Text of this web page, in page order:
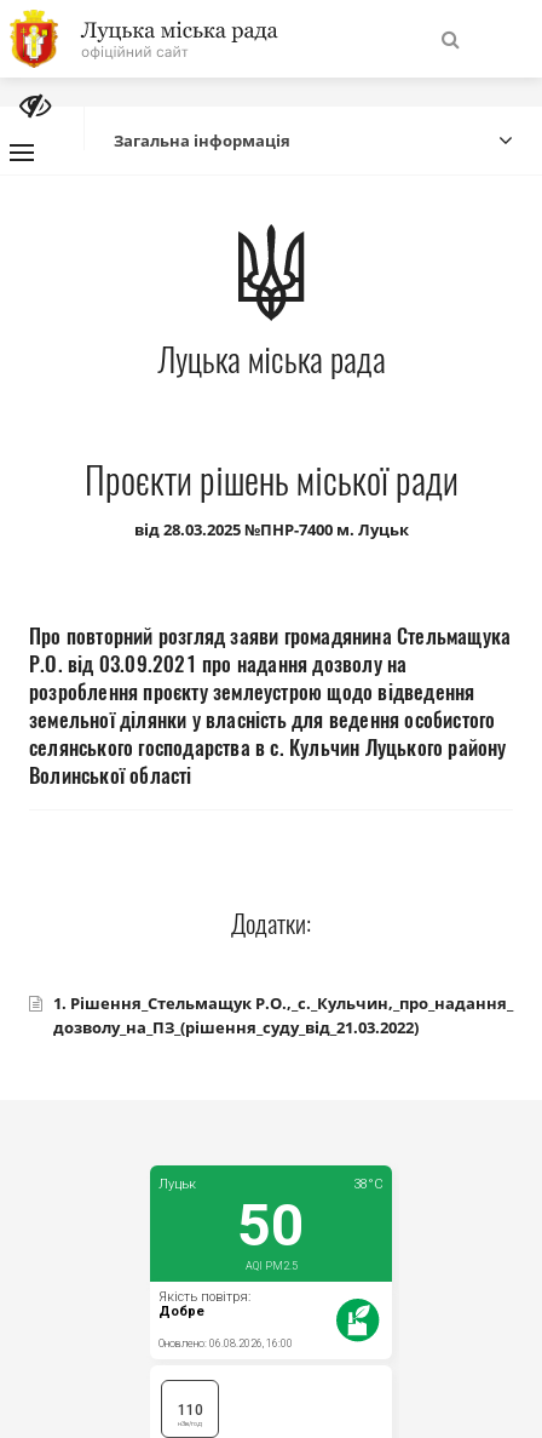
На
головну
Про місто
Міська влада
Міська рада
Публічна інформація
Документи
Загальна інформація
Луцька міська рада
Проєкти рішень міської ради
від 28.03.2025 №ПНР-7400 м. Луцьк
Про повторний розгляд заяви громадянина Стельмащука
Р.О. від 03.09.2021 про надання дозволу на
розроблення проєкту землеустрою щодо відведення
земельної ділянки у власність для ведення особистого
селянського господарства в с. Кульчин Луцького району
Волинської області
Додатки:
1. Рішення_Стельмащук Р.О.,_с._Кульчин,_про_надання_
дозволу_на_ПЗ_(рішення_суду_від_21.03.2022)